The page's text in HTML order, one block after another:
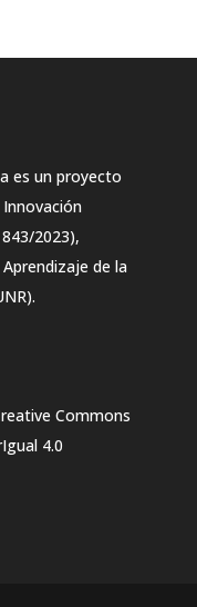
es un proyecto
2023),
de la
Commons
4.0